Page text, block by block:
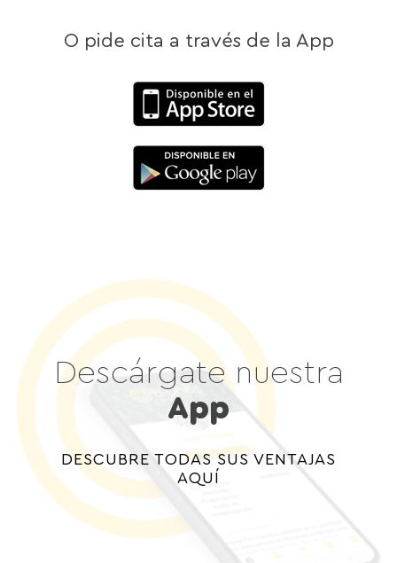
O pide cita a través de la App
Descárgate nuestra
App
DESCUBRE TODAS SUS VENTAJAS
AQUÍ